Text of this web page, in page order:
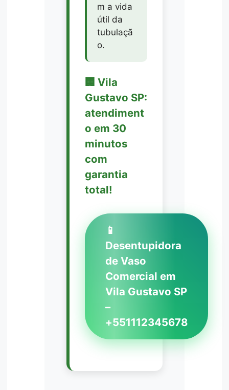
m a vida
útil da
tubulaçã
o.
🏢 Vila
Gustavo SP:
atendiment
o em 30
minutos
com
garantia
total!
📱
Desentupidora
de Vaso
Comercial em
Vila Gustavo SP
–
+551112345678